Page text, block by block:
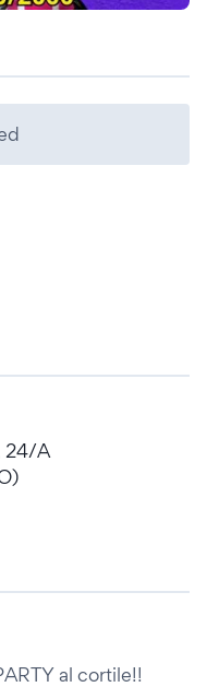
24/A
al cortile!!